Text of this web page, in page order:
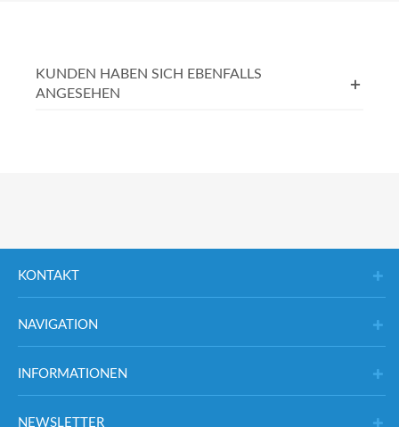
KUNDEN HABEN SICH EBENFALLS
ANGESEHEN
KONTAKT
NAVIGATION
INFORMATIONEN
NEWSLETTER